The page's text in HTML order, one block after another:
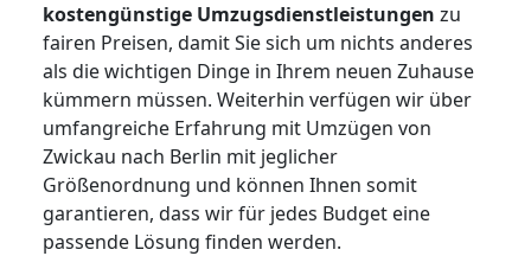
kostengünstige Umzugsdienstleistungen zu
fairen Preisen, damit Sie sich um nichts anderes
als die wichtigen Dinge in Ihrem neuen Zuhause
kümmern müssen. Weiterhin verfügen wir über
umfangreiche Erfahrung mit Umzügen von
Zwickau nach Berlin mit jeglicher
Größenordnung und können Ihnen somit
garantieren, dass wir für jedes Budget eine
passende Lösung finden werden.